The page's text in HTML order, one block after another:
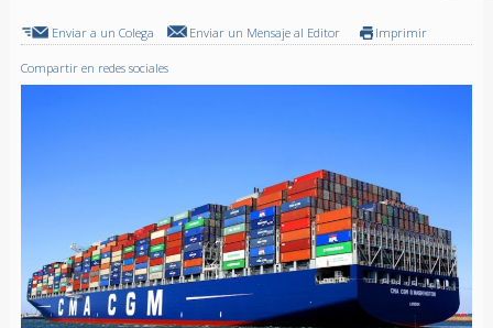
Enviar a un Colega Enviar un Mensaje al Editor Imprimir
Compartir en redes sociales